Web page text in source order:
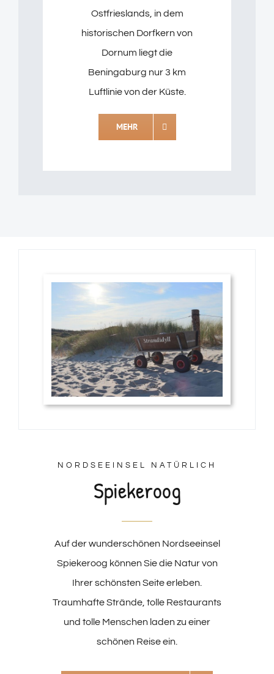
Ostfrieslands, in dem
historischen Dorfkern von
Dornum liegt die
Beningaburg nur 3 km
Luftlinie von der Küste.
MEHR
NORDSEEINSEL NATÜRLICH
Spiekeroog
Auf der wunderschönen Nordseeinsel
Spiekeroog können Sie die Natur von
Ihrer schönsten Seite erleben.
Traumhafte Strände, tolle Restaurants
und tolle Menschen laden zu einer
schönen Reise ein.